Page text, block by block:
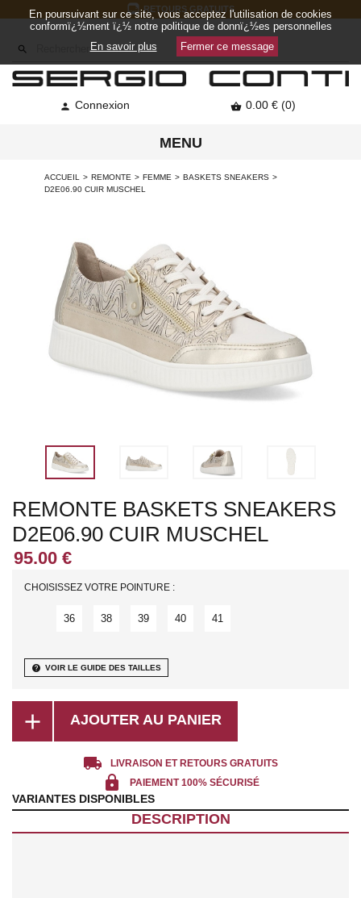
RETOURS GRATUITS

 Connexion  0.00 € (0)
MENU
ACCUEIL REMONTE FEMME
BASKETS SNEAKERS
D2E06.90 CUIR MUSCHEL
REMONTE BASKETS SNEAKERS
D2E06.90 CUIR MUSCHEL
CHOISISSEZ VOTRE POINTURE :
36 38 39 40 41
help VOIR LE GUIDE DES TAILLES
add AJOUTER AU PANIER
local_shipping LIVRAISON ET RETOURS GRATUITS
lock PAIEMENT 100% SÉCURISÉ
VARIANTES DISPONIBLES
DESCRIPTION
En poursuivant sur ce site, vous acceptez l'utilisation de cookies
conformï¿½ment ï¿½ notre politique de donnï¿½es personnelles
En savoir plus
Fermer ce message